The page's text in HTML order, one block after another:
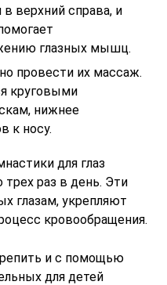
верхний справа, и
глазных мышц.
провести их массаж.
круговыми
нижнее
к носу.
для глаз
раз в день. Эти
глазам, укрепляют
кровообращения.
и с помощью
для детей